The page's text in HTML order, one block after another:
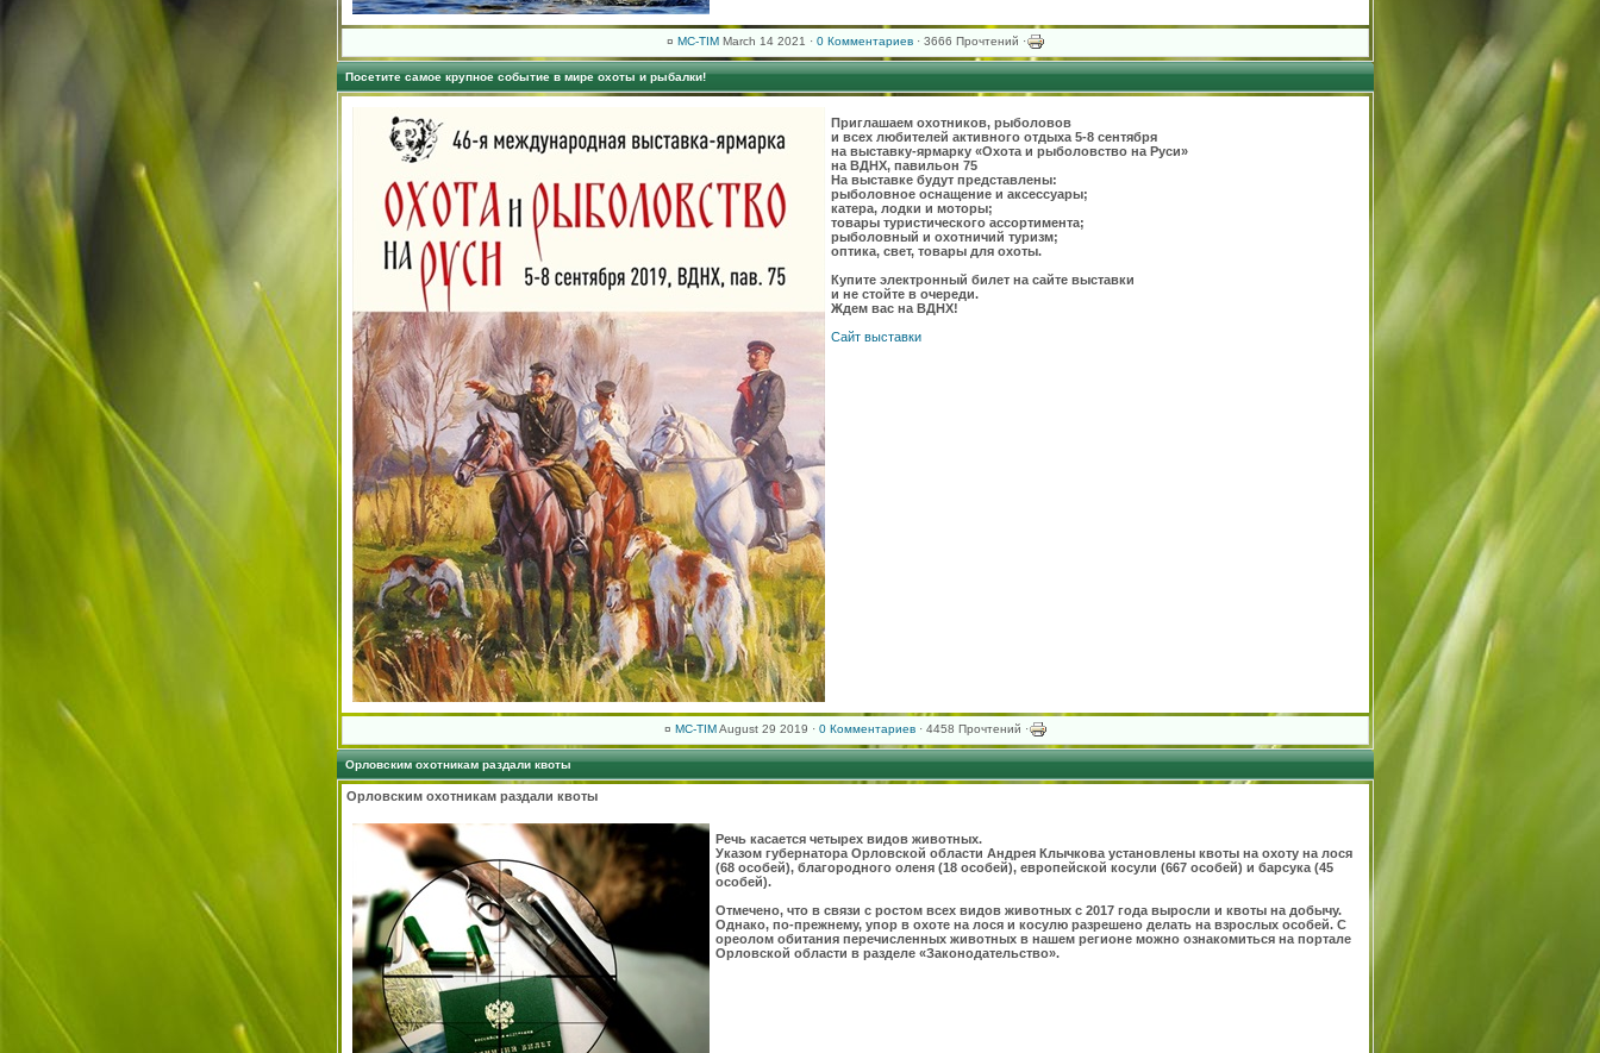
¤ MC-TIMMarch 14 2021 · 0 Комментариев· 3666 Прочтений ·
Посетите самое крупное событие в мире охоты и рыбалки!
Приглашаем охотников, рыболовов
и всех любителей активного отдыха 5-8 сентября
на выставку-ярмарку «Охота и рыболовство на Руси»
на ВДНХ, павильон 75
На выставке будут представлены:
рыболовное оснащение и аксессуары;
катера, лодки и моторы;
товары туристического ассортимента;
рыболовный и охотничий туризм;
оптика, свет, товары для охоты.
Купите электронный билет на сайте выставки
и не стойте в очереди.
Ждем вас на ВДНХ!
Сайт выставки
¤ MC-TIMAugust 29 2019 · 0 Комментариев· 4458 Прочтений ·
Орловским охотникам раздали квоты
Орловским охотникам раздали квоты
Речь касается четырех видов животных.
Указом губернатора Орловской области Андрея Клычкова установлены квоты на охоту на лося
(68 особей), благородного оленя (18 особей), европейской косули (667 особей) и барсука (45
особей).
Отмечено, что в связи с ростом всех видов животных с 2017 года выросли и квоты на добычу.
Однако, по-прежнему, упор в охоте на лося и косулю разрешено делать на взрослых особей. С
ореолом обитания перечисленных животных в нашем регионе можно ознакомиться на портале
Орловской области в разделе «Законодательство».